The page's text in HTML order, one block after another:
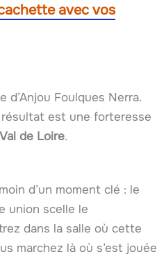
avec vos
Foulques Nerra.
résultat est une forteresse
Val de Loire.
d’un moment clé : le
union scelle le
dans la salle où cette
marchez là où s’est jouée